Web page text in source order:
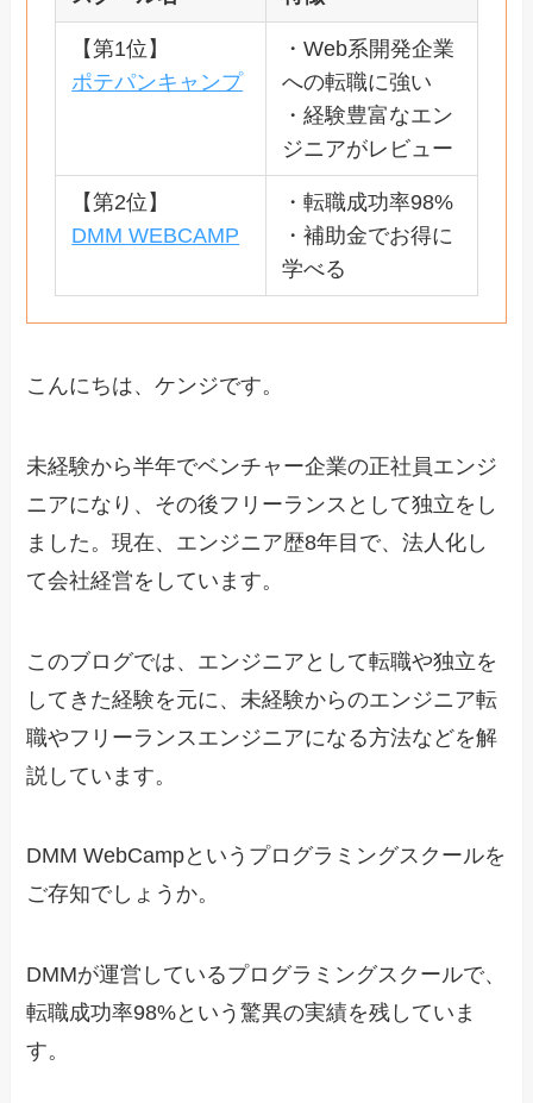
【第1位】
ポテパンキャンプ
・Web系開発企業
への転職に強い
・経験豊富なエン
ジニアがレビュー
【第2位】
DMM WEBCAMP
・転職成功率98%
・補助金でお得に
学べる
こんにちは、ケンジです。
未経験から半年でベンチャー企業の正社員エンジ
ニアになり、その後フリーランスとして独立をし
ました。現在、エンジニア歴8年目で、法人化し
て会社経営をしています。
このブログでは、エンジニアとして転職や独立を
してきた経験を元に、未経験からのエンジニア転
職やフリーランスエンジニアになる方法などを解
説しています。
DMM WebCampというプログラミングスクールを
ご存知でしょうか。
DMMが運営しているプログラミングスクールで、
転職成功率98%という驚異の実績を残していま
す。